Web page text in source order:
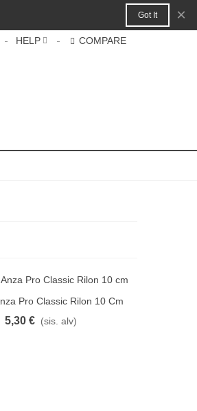
Got It ×
HELP COMPARE
Pro Classic Rilon 10 Cm
5,30 € (sis. alv)